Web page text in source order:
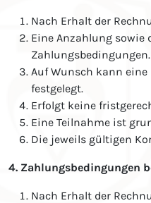
Nach Erhalt der
Eine Anzahlung sowie
Zahlungsbedingungen.
Auf Wunsch kann
festgelegt.
Erfolgt keine
Eine Teilnahme ist
Die jeweils gültigen
4. Zahlungsbedingungen
Nach Erhalt der